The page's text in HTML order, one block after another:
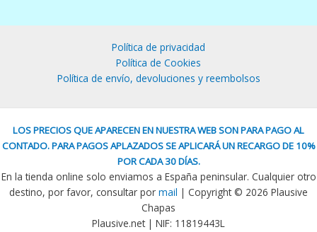
Política de privacidad
Política de Cookies
Política de envío, devoluciones y reembolsos
LOS PRECIOS QUE APARECEN EN NUESTRA WEB SON PARA PAGO AL
CONTADO. PARA PAGOS APLAZADOS SE APLICARÁ UN RECARGO DE 10%
POR CADA 30 DÍAS.
En la tienda online solo enviamos a España peninsular. Cualquier otro
destino, por favor, consultar por mail | Copyright © 2026 Plausive
Chapas
Plausive.net | NIF: 11819443L